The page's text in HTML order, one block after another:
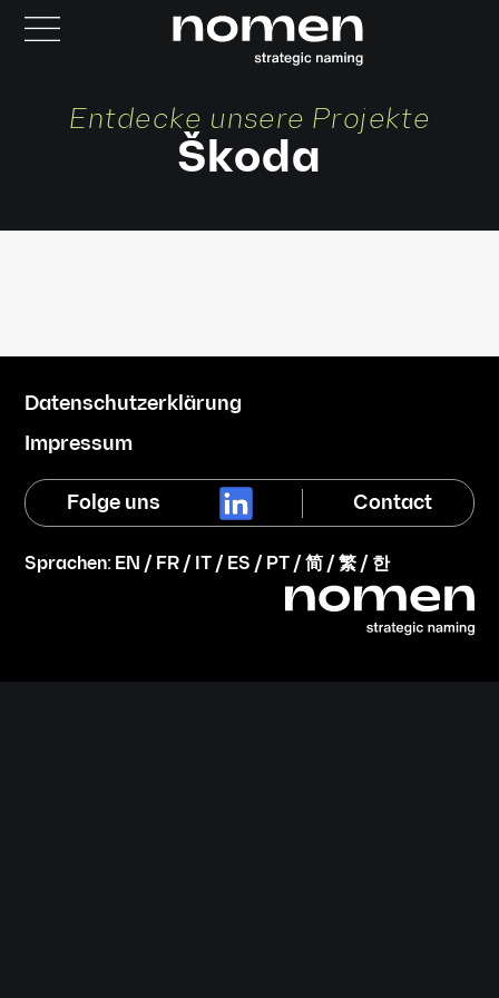
Entdecke unsere Projekte
Škoda
Datenschutzerklärung
Impressum
Folge uns Contact
Sprachen: EN / FR / IT / ES / PT /简 /繁 / 한